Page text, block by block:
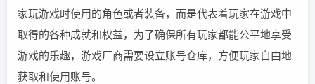
家玩游戏时使用的角色或者装备，而是代表着玩家在游戏中
取得的各种成就和权益，为了确保所有玩家都能公平地享受
游戏的乐趣，游戏厂商需要设立账号仓库，方便玩家自由地
获取和使用账号。